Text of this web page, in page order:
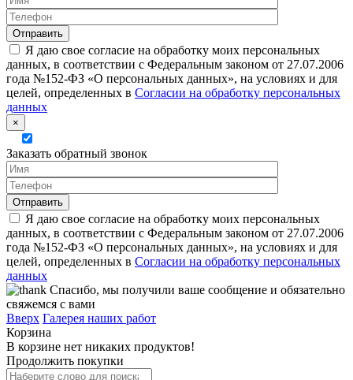
Я даю свое согласие на обработку моих персональных
данных, в соответствии с Федеральным законом от 27.07.2006
года №152-ФЗ «О персональных данных», на условиях и для
целей, определенных в Согласии на обработку персональных
данных
×
Заказать обратный звонок
Я даю свое согласие на обработку моих персональных
данных, в соответствии с Федеральным законом от 27.07.2006
года №152-ФЗ «О персональных данных», на условиях и для
целей, определенных в Согласии на обработку персональных
данных
Спасибо, мы получили ваше сообщение и обязательно
свяжемся с вами
Вверх Галерея наших работ
Корзина
В корзине нет никаких продуктов!
Продолжить покупки